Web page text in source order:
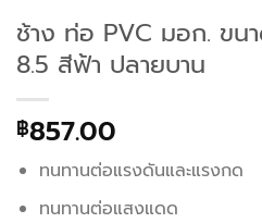
ช้าง ท่อ PVC มอก. ขน
8.5 สีฟ้า ปลายบาน
฿857.00
ทนทานต่อแรงดันและแรงกด
ทนทานต่อแสงแดด